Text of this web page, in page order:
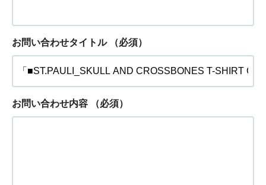
お問い合わせタイトル （必須）
お問い合わせ内容 （必須）